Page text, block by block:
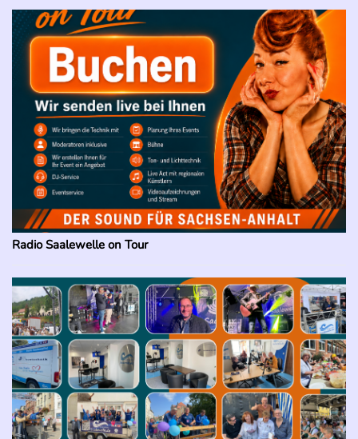
Radio Saalewelle on Tour